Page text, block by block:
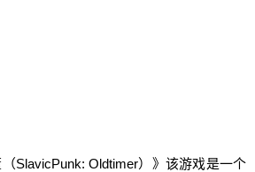
（SlavicPunk: Oldtimer）》该游戏是一个